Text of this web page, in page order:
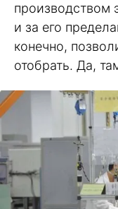
производством
и за его
конечно,
отобрать. Да,